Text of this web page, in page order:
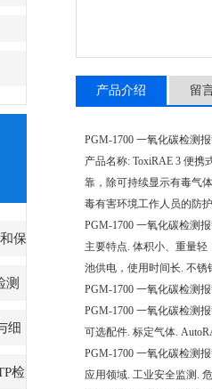
保
测
细
检
产品介绍 留
PGM-1700 一氧化碳检测
产品名称: ToxiRAE 3 便携
靠，除可持续显示有毒气
毒有害环境工作人员的防
PGM-1700 一氧化碳检测
主要特点. 体积小、重量轻
池供电，使用时间长. 不锈
PGM-1700 一氧化碳检测
PGM-1700 一氧化碳检测
可选配件. 标定气体.
PGM-1700 一氧化碳检测
应用领域. 工业安全监测 .